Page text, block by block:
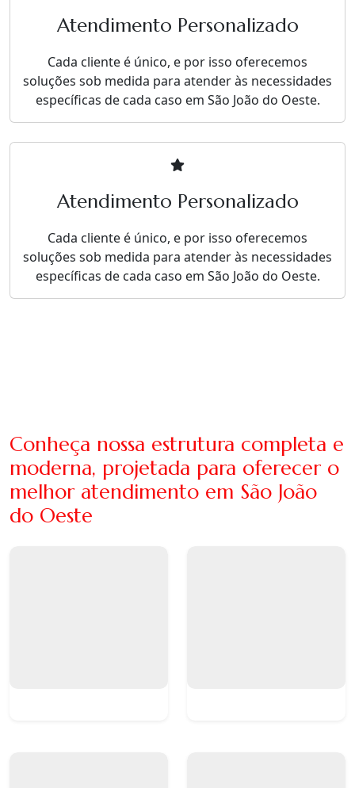
Atendimento Personalizado
Cada cliente é único, e por isso oferecemos
soluções sob medida para atender às necessidades
específicas de cada caso em São João do Oeste.
Atendimento Personalizado
Cada cliente é único, e por isso oferecemos
soluções sob medida para atender às necessidades
específicas de cada caso em São João do Oeste.
Conheça nossa estrutura completa e
moderna, projetada para oferecer o
melhor atendimento em São João
do Oeste